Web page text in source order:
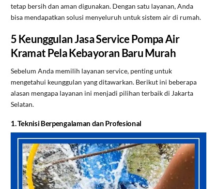
tetap bersih dan aman digunakan. Dengan satu layanan, Anda
bisa mendapatkan solusi menyeluruh untuk sistem air di rumah.
5 Keunggulan Jasa Service Pompa Air
Kramat Pela Kebayoran Baru Murah
Sebelum Anda memilih layanan service, penting untuk
mengetahui keunggulan yang ditawarkan. Berikut ini beberapa
alasan mengapa layanan ini menjadi pilihan terbaik di Jakarta
Selatan.
1. Teknisi Berpengalaman dan Profesional